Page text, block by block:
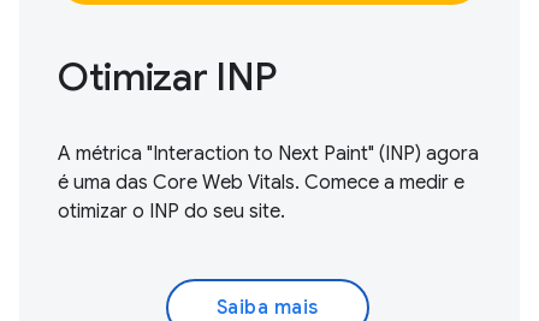
Otimizar INP
A métrica "Interaction to Next Paint" (INP) agora
é uma das Core Web Vitals. Comece a medir e
otimizar o INP do seu site.
Saiba mais